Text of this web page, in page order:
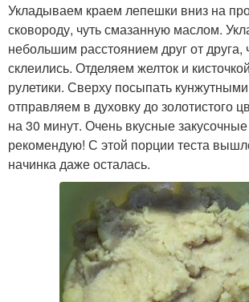
Укладываем краем лепешки вниз на
сковороду, чуть смазанную маслом.
небольшим расстоянием друг от друга,
склеились. Отделяем желток и
рулетики. Сверху посыпать
отправляем в духовку до золотистого
на 30 минут. Очень вкусные закусочные
рекомендую! С этой порции теста
начинка даже осталась.